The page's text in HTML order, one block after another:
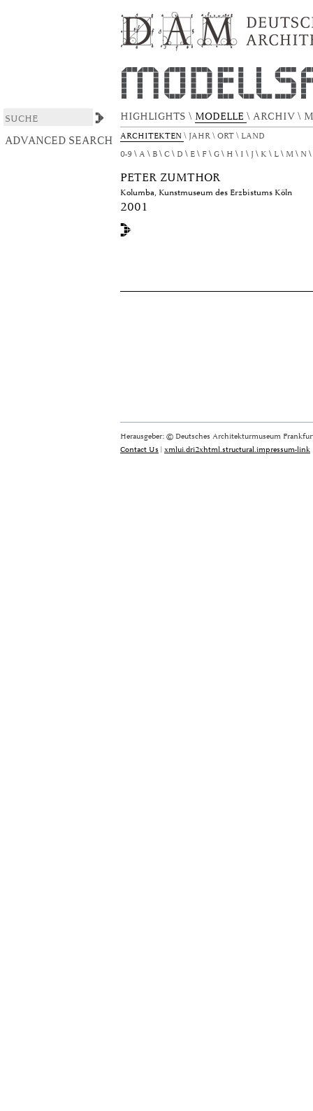
Browsing DAS ARCHITEKTURMODELL
HIGHLIGHTS \ MODELLE \ ARCHIV \
ARCHITEKTEN \ JAHR \ ORT \ LAND
ADVANCED SEARCH
0-9 A B C D E F G H I J K L M N
PETER ZUMTHOR
Kolumba, Kunstmuseum des Erzbistums Köln
2001
Herausgeber: © Deutsches Architekturmuseum
Contact Us | xmlui.dri2xhtml.structural.impressum-link